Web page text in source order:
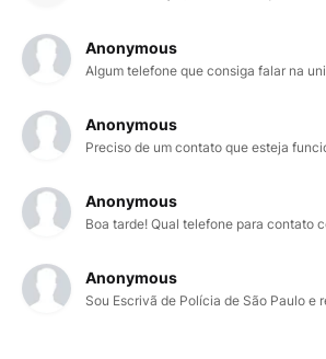
Anonymous
Algum telefone que consiga falar na
Anonymous
Preciso de um contato que esteja
Anonymous
Boa tarde! Qual telefone para contato
Anonymous
Sou Escrivã de Polícia de São Paulo e